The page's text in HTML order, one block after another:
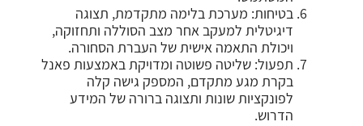
בטיחות: מערכת בלימה מתקדמת, תצוגה
דיגיטלית למעקב אחר מצב הסוללה ותחזוקה,
ויכולת התאמה אישית של העברת הסחורה.
תפעול: שליטה פשוטה ומדויקת באמצעות פאנל
בקרת מגע מתקדם, המספק גישה קלה
לפונקציות שונות ותצוגה ברורה של המידע
הדרוש.